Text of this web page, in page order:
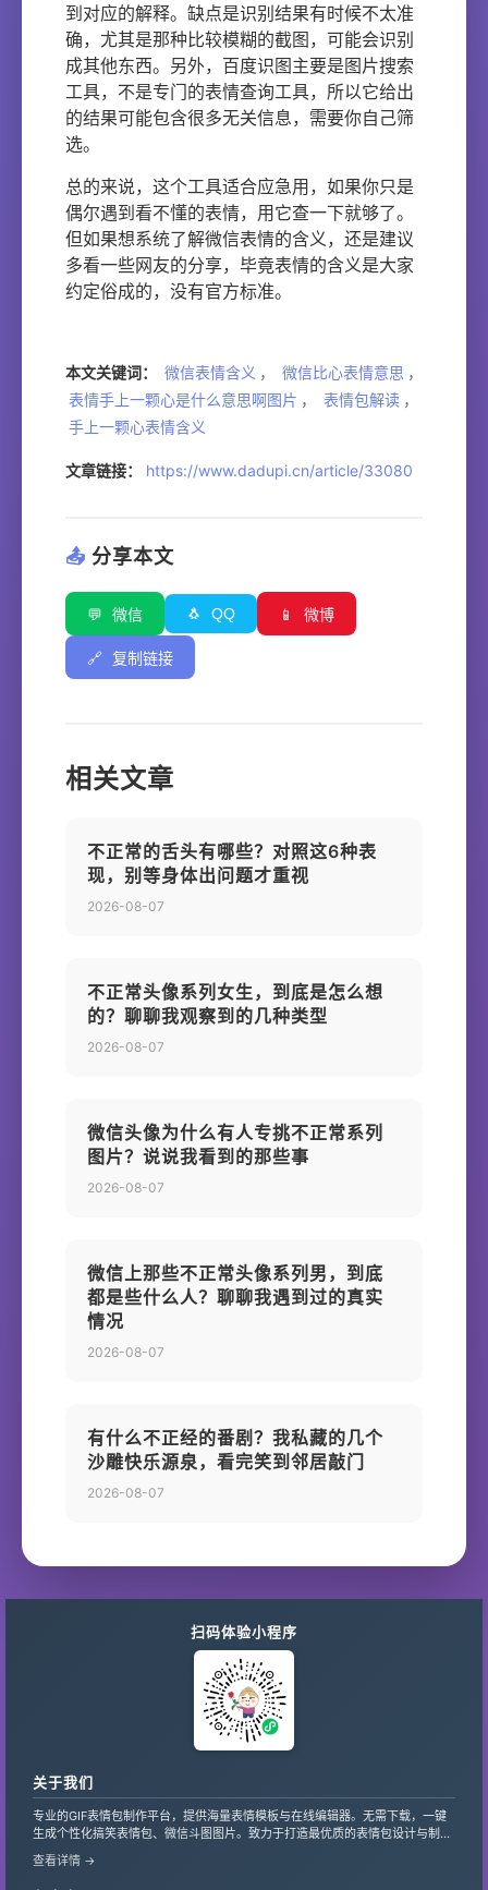
到对应的解释。缺点是识别结果有时候不太准
确，尤其是那种比较模糊的截图，可能会识别
成其他东西。另外，百度识图主要是图片搜索
工具，不是专门的表情查询工具，所以它给出
的结果可能包含很多无关信息，需要你自己筛
选。
总的来说，这个工具适合应急用，如果你只是
偶尔遇到看不懂的表情，用它查一下就够了。
但如果想系统了解微信表情的含义，还是建议
多看一些网友的分享，毕竟表情的含义是大家
约定俗成的，没有官方标准。
本文关键词： 微信表情含义 ， 微信比心表情意思 ，
表情手上一颗心是什么意思啊图片 ， 表情包解读 ，
手上一颗心表情含义
文章链接： https://www.dadupi.cn/article/33080
📤 分享本文
💬 微信 🐧 QQ 📱 微博
🔗 复制链接
相关文章
不正常的舌头有哪些？对照这6种表
现，别等身体出问题才重视
2026-08-07
不正常头像系列女生，到底是怎么想
的？聊聊我观察到的几种类型
2026-08-07
微信头像为什么有人专挑不正常系列
图片？说说我看到的那些事
2026-08-07
微信上那些不正常头像系列男，到底
都是些什么人？聊聊我遇到过的真实
情况
2026-08-07
有什么不正经的番剧？我私藏的几个
沙雕快乐源泉，看完笑到邻居敲门
2026-08-07
扫码体验小程序
关于我们
专业的GIF表情包制作平台，提供海量表情模板与在线编辑器。无需下载，一键
生成个性化搞笑表情包、微信斗图图片。致力于打造最优质的表情包设计与制作
服务，支持自定义文字、贴纸，让创意轻松变现。
查看详情 →